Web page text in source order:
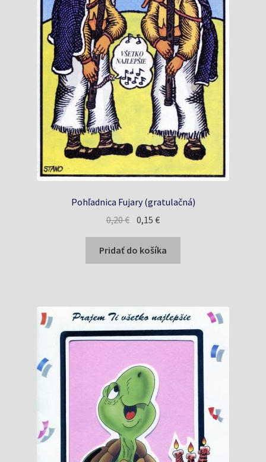
Pohľadnica Fujary (gratulačná)
0,20€ Pôvodná
cena
bola:
0,20 €.
0,15€Aktuálna
cena
je:
0,15 €.
Pridať do košíka